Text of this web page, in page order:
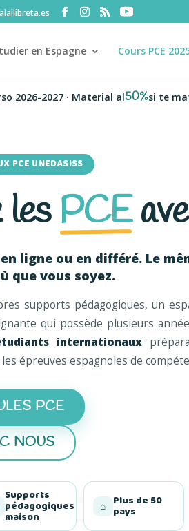
en Espagne Cours PCE
· Material al50%si te matriculas
PCE UNEDASISS
lesPCE
ligne ou en différé. Le
que vous soyez.
supports pédagogiques, un
qui possède plusieurs
internationaux
épreuves espagnoles de
PCE
NOUS
Supports
pédagogiques
maison
⌂ Plus de 50
pays